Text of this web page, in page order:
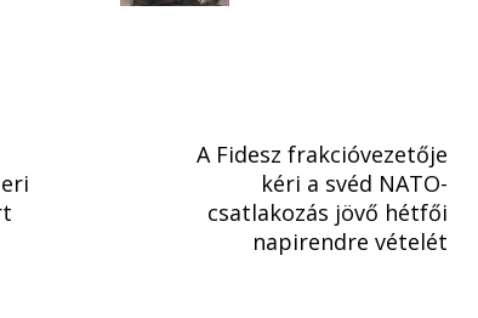
A Fidesz frakcióvezetője
kéri a svéd NATO-
csatlakozás jövő hétfői
napirendre vételét